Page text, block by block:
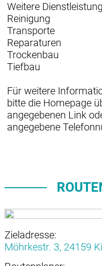
Weitere
Reinigung
Transporte
Reparaturen
Trockenbau
Tiefbau
Für weitere
bitte die Homepage
angegebenen Link
angegebene
Zieladresse:
Möhrkestr. 3, 24159